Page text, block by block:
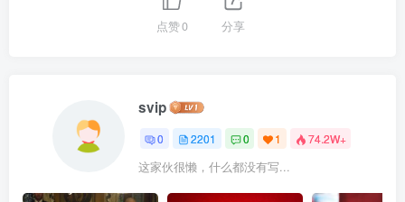
点赞0 分享
svip
0 2201 0 1 74.2W+
这家伙很懒，什么都没有写...